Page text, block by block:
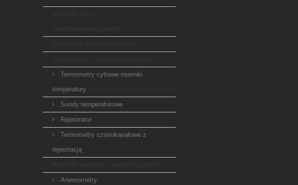
Termometry cyfrowe mierniki
temperatury
Sondy temperaturowe
Rejestrator
Termometry czterokanałowe z
rejestracją
Anemometry